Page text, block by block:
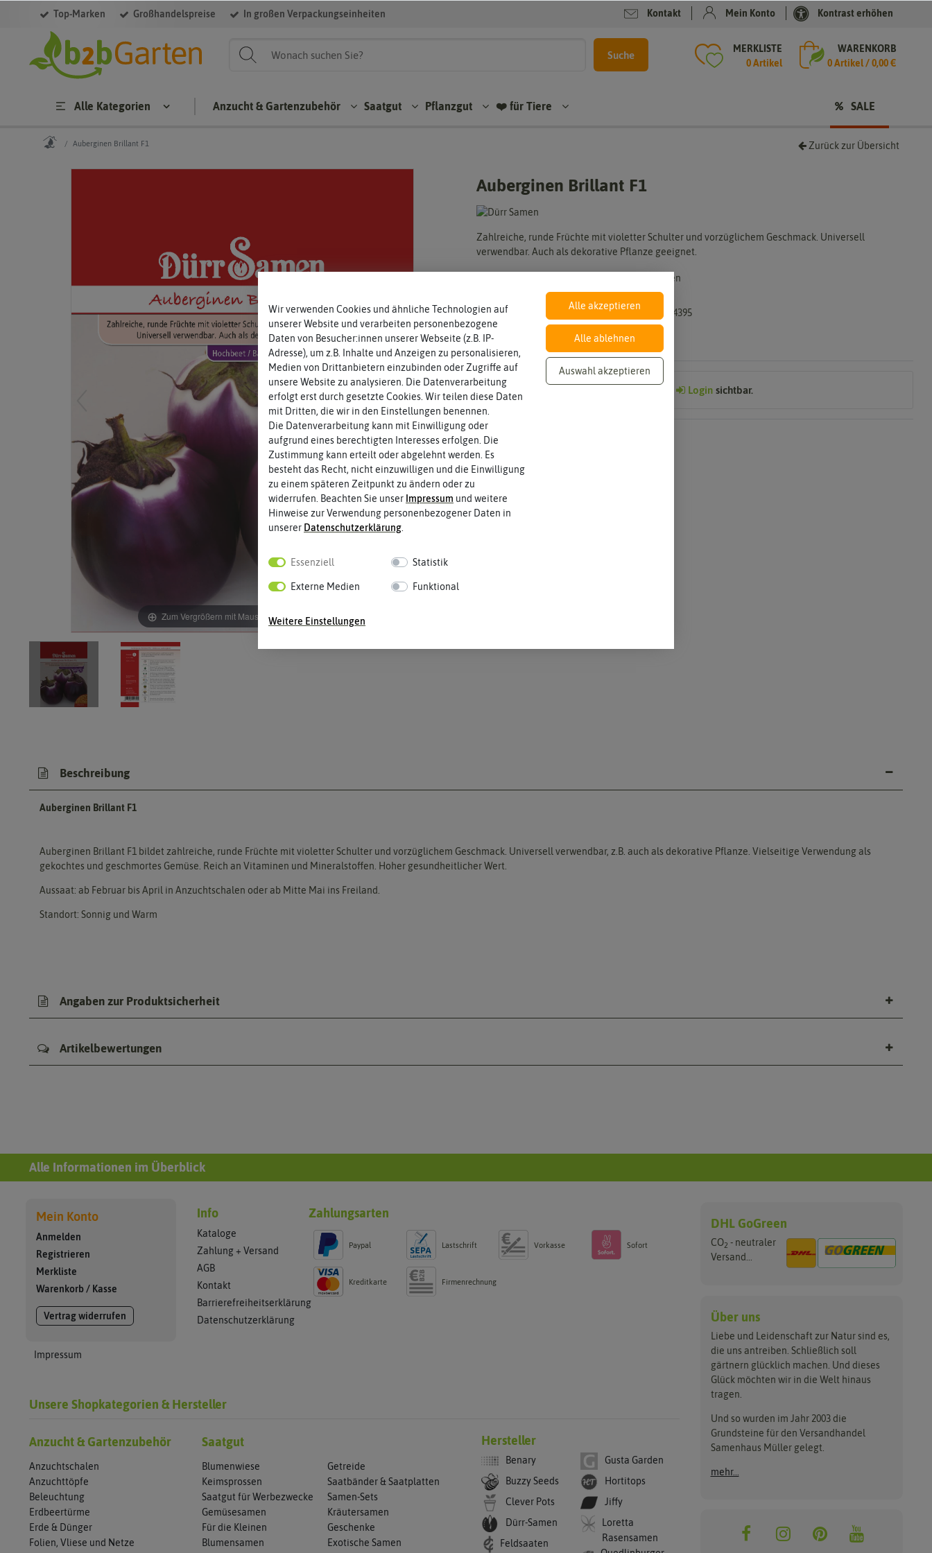
Top-Marken Großhandelspreise In großen Verpackungseinheiten Kontakt Mein Konto Kontrast erhöhen
Suche
MERKLISTE
0 Artikel
WARENKORB
0Artikel /0,00 €
Alle Kategorien Anzucht & Gartenzubehör Saatgut Pflanzgut ❤️ für Tiere SALE
Auberginen Brillant F1 Zurück zur Übersicht
Zum Vergrößern mit Maus über das Bild fahren
Auberginen Brillant F1
Zahlreiche, runde Früchte mit violetter Schulter und vorzüglichem Geschmack. Universell
verwendbar. Auch als dekorative Pflanze geeignet.
Dürr-Samen
4439-DS
EAN:
4017048144395
Loginsichtbar.
Beschreibung
Auberginen Brillant F1
Auberginen Brillant F1 bildet zahlreiche, runde Früchte mit violetter Schulter und vorzüglichem Geschmack. Universell verwendbar, z.B. auch als dekorative Pflanze. Vielseitige Verwendung als
gekochtes und geschmortes Gemüse. Reich an Vitaminen und Mineralstoffen. Hoher gesundheitlicher Wert.
Aussaat: ab Februar bis April in Anzuchtschalen oder ab Mitte Mai ins Freiland.
Standort: Sonnig und Warm
Angaben zur Produktsicherheit
Artikelbewertungen
Alle Informationen im Überblick
Mein Konto
Anmelden
Registrieren
Merkliste
Warenkorb / Kasse
Vertrag widerrufen
Impressum
Info
Kataloge
Zahlung + Versand
AGB
Kontakt
Barrierefreiheitserklärung
Datenschutzerklärung
Zahlungsarten
Paypal Lastschrift Vorkasse Sofort
Kreditkarte Firmenrechnung
Unsere Shopkategorien & Hersteller
Anzucht & Gartenzubehör
Anzuchtschalen
Anzuchttöpfe
Beleuchtung
Erdbeertürme
Erde & Dünger
Folien, Vliese und Netze
Saatgut
Blumenwiese
Getreide
Keimsprossen
Saatbänder & Saatplatten
Saatgut für Werbezwecke
Samen-Sets
Gemüsesamen
Kräutersamen
Für die Kleinen
Geschenke
Blumensamen
Exotische Samen
Hersteller
Benary
Buzzy Seeds
Clever Pots
Dürr-Samen
Feldsaaten
Gusta Garden
Hortitops
Jiffy
Loretta
Rasensamen
DHL GoGreen
CO2 - neutraler
Versand...
Über uns
Liebe und Leidenschaft zur Natur sind es,
die uns antreiben. Schließlich soll
gärtnern glücklich machen. Und dieses
Glück möchten wir in die Welt hinaus
tragen.
Und so wurden im Jahr 2003 die
Grundsteine für den Versandhandel
Samenhaus Müller gelegt.
mehr...
Wir verwenden Cookies und ähnliche Technologien auf
unserer Website und verarbeiten personenbezogene
Daten von Besucher:innen unserer Webseite (z.B. IP-
Adresse), um z.B. Inhalte und Anzeigen zu personalisieren,
Medien von Drittanbietern einzubinden oder Zugriffe auf
unsere Website zu analysieren. Die Datenverarbeitung
erfolgt erst durch gesetzte Cookies. Wir teilen diese Daten
mit Dritten, die wir in den Einstellungen benennen.
Die Datenverarbeitung kann mit Einwilligung oder
aufgrund eines berechtigten Interesses erfolgen. Die
Zustimmung kann erteilt oder abgelehnt werden. Es
besteht das Recht, nicht einzuwilligen und die Einwilligung
zu einem späteren Zeitpunkt zu ändern oder zu
widerrufen. Beachten Sie unser Impressum und weitere
Hinweise zur Verwendung personenbezogener Daten in
unserer Daten­schutz­erklärung
Essenziell Statistik
Externe Medien Funktional
Weitere Einstellungen
Alle akzeptieren
Alle ablehnen
Auswahl akzeptieren